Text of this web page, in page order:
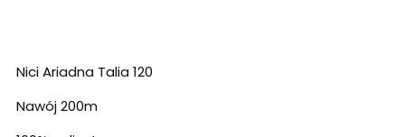
Nici Ariadna Talia 120
Nawój 200m